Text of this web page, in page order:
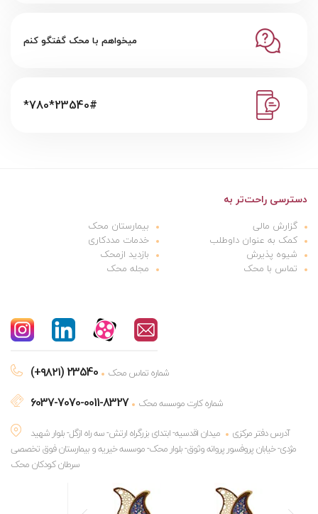
میخواهم با محک گفتگو کنم
*780*23540#
دسترسی راحت‌تر به
گزارش مالی
بیمارستان محک
کمک به عنوان داوطلب
خدمات مددکاری
شیوه پذیرش
بازدید ازمحک
تماس با محک
مجله محک
(+۹۸۲۱) 23540 شماره تماس محک
6037-7070-0011-8327
شماره کارت موسسه محک
آدرس دفتر مرکزی
میدان اقدسیه- ابتدای بزرگراه ارتش- سه راه ازگل- بلوار شهید
مژدی- خیابان پروفسور پروانه وثوق- بلوار محک- موسسه خیریه و بیمارستان فوق تخصصی
سرطان کودکان محک